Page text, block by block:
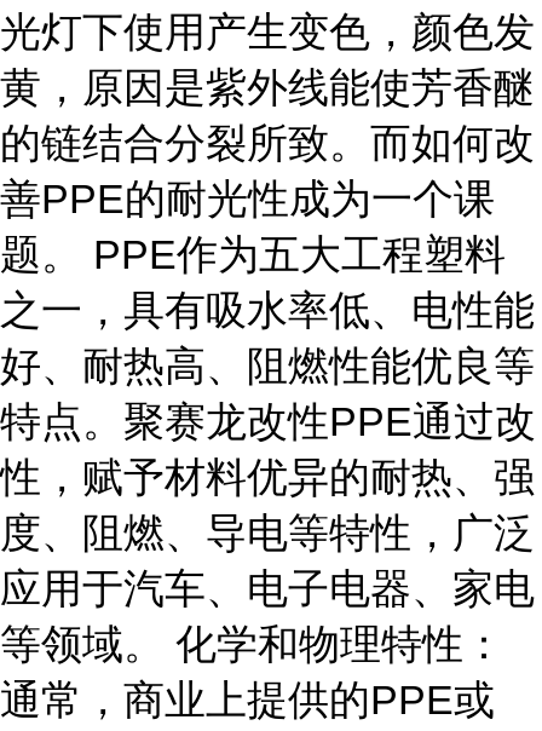
光灯下使用产生变色，颜色发
黄，原因是紫外线能使芳香醚
的链结合分裂所致。而如何改
善PPE的耐光性成为一个课
题。 PPE作为五大工程塑料
之一，具有吸水率低、电性能
好、耐热高、阻燃性能优良等
特点。聚赛龙改性PPE通过改
性，赋予材料优异的耐热、强
度、阻燃、导电等特性，广泛
应用于汽车、电子电器、家电
等领域。 化学和物理特性：
通常，商业上提供的PPE或